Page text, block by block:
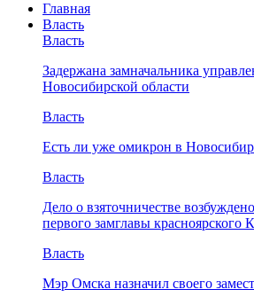
Главная
Власть
Власть
Задержана замначальника
Новосибирской области
Власть
Есть ли уже омикрон в
Власть
Дело о взяточничестве
первого замглавы красноярского
Власть
Мэр Омска назначил своего